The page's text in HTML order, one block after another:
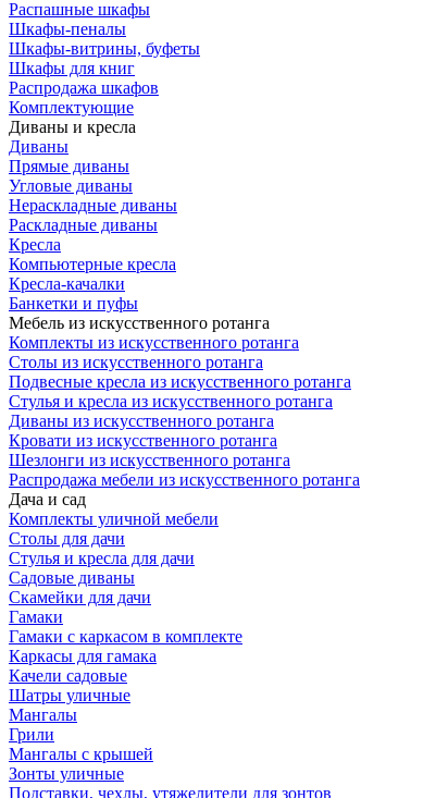
Распашные шкафы
Шкафы-пеналы
Шкафы-витрины, буфеты
Шкафы для книг
Распродажа шкафов
Комплектующие
Диваны и кресла
Диваны
Прямые диваны
Угловые диваны
Нераскладные диваны
Раскладные диваны
Кресла
Компьютерные кресла
Кресла-качалки
Банкетки и пуфы
Мебель из искусственного ротанга
Комплекты из искусственного ротанга
Столы из искусственного ротанга
Подвесные кресла из искусственного ротанга
Стулья и кресла из искусственного ротанга
Диваны из искусственного ротанга
Кровати из искусственного ротанга
Шезлонги из искусственного ротанга
Распродажа мебели из искусственного ротанга
Дача и сад
Комплекты уличной мебели
Столы для дачи
Стулья и кресла для дачи
Садовые диваны
Скамейки для дачи
Гамаки
Гамаки с каркасом в комплекте
Каркасы для гамака
Качели садовые
Шатры уличные
Мангалы
Грили
Мангалы с крышей
Зонты уличные
Подставки, чехлы, утяжелители для зонтов